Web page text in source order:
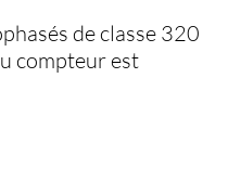
de classe 320
compteur est